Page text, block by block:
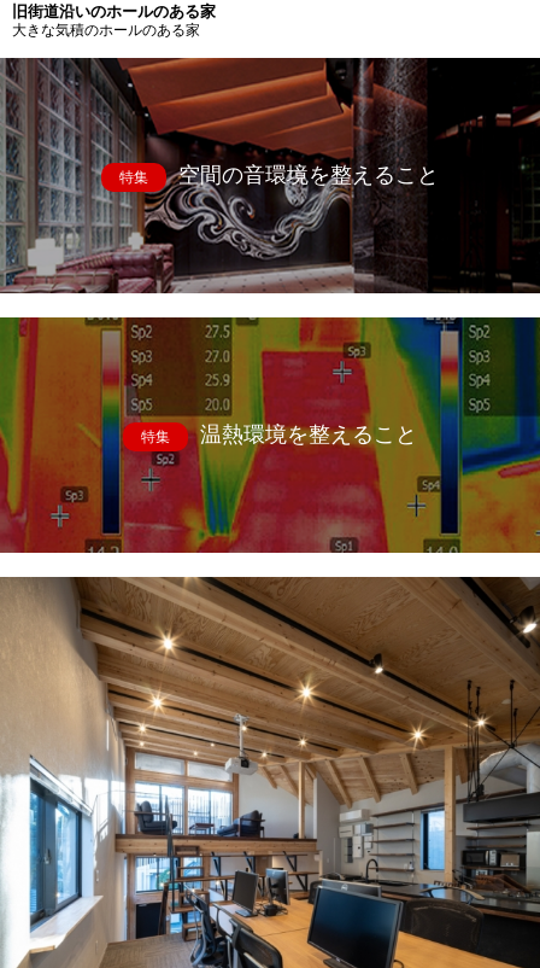
旧街道沿いのホールのある家
大きな気積のホールのある家
特集 空間の音環境を整えること
特集 温熱環境を整えること